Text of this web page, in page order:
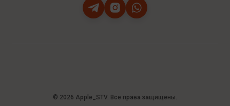
© 2026 Apple_STV. Все права защищены.